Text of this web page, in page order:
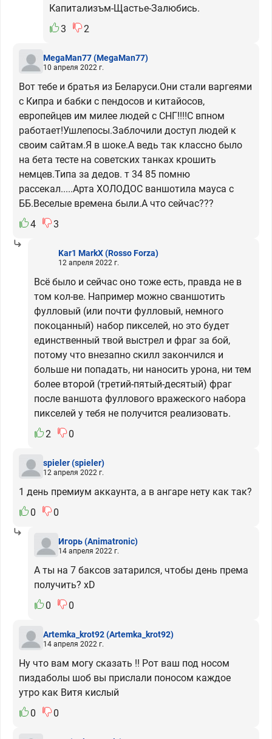
Капитализъм-Щастье-Залюбись.
3
2
MegaMan77(MegaMan77)
10 апреля 2022 г.
Вот тебе и братья из Беларуси.Они стали варгеями
с Кипра и бабки с пендосов и китайосов,
европейцев им милее людей с СНГ!!!!С впном
работает!Ушлепосы.Заблочили доступ людей к
своим сайтам.Я в шоке.А ведь так классно было
на бета тесте на советских танках крошить
немцев.Типа за дедов. т 34 85 помню
рассекал.....Арта ХОЛОДОС ваншотила мауса с
ББ.Веселые времена были.А что сейчас???
4
3
Kar1 MarkX(Rosso Forza)
12 апреля 2022 г.
Всё было и сейчас оно тоже есть, правда не в
том кол-ве. Например можно сваншотить
фулловый (или почти фулловый, немного
покоцанный) набор пикселей, но это будет
единственный твой выстрел и фраг за бой,
потому что внезапно скилл закончился и
больше ни попадать, ни наносить урона, ни тем
более второй (третий-пятый-десятый) фраг
после ваншота фуллового вражеского набора
пикселей у тебя не получится реализовать.
2
0
spieler(spieler)
12 апреля 2022 г.
1 день премиум аккаунта, а в ангаре нету как так?
0
0
Игорь(Animatronic)
14 апреля 2022 г.
А ты на 7 баксов затарился, чтобы день према
получить? xD
0
0
Artemka_krot92(Artemka_krot92)
14 апреля 2022 г.
Ну что вам могу сказать !! Рот ваш под носом
пиздаболы шоб вы прислали поносом каждое
утро как Витя кислый
0
0